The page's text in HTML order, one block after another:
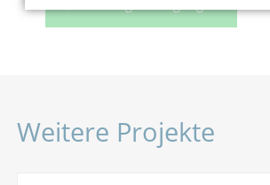
Weitere Projekte